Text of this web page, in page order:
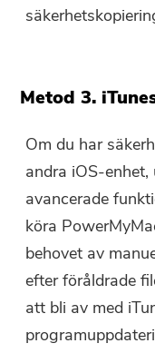
Metod 3.
Om du har
andra iOS-
avancerade
köra
behovet av
efter föråldrade
att bli av med